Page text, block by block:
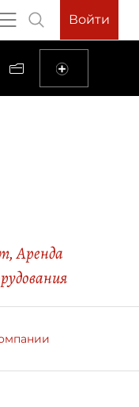
Войти
,Аренда